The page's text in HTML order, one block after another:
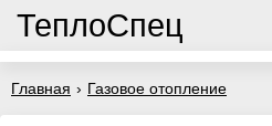
ТеплоСпец
Главная › Газовое отопление